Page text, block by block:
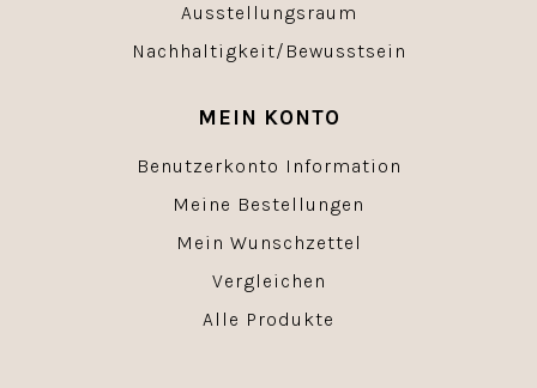
Ausstellungsraum
Nachhaltigkeit/Bewusstsein
MEIN KONTO
Benutzerkonto Information
Meine Bestellungen
Mein Wunschzettel
Vergleichen
Alle Produkte